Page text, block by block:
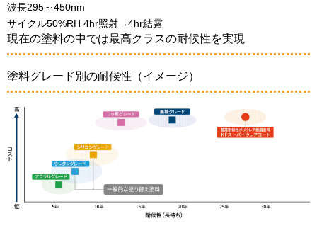
波長295～450nm
サイクル50%RH 4hr照射→4hr結露
現在の塗料の中では最高クラスの耐候性を実現
塗料グレード別の耐候性（イメージ）